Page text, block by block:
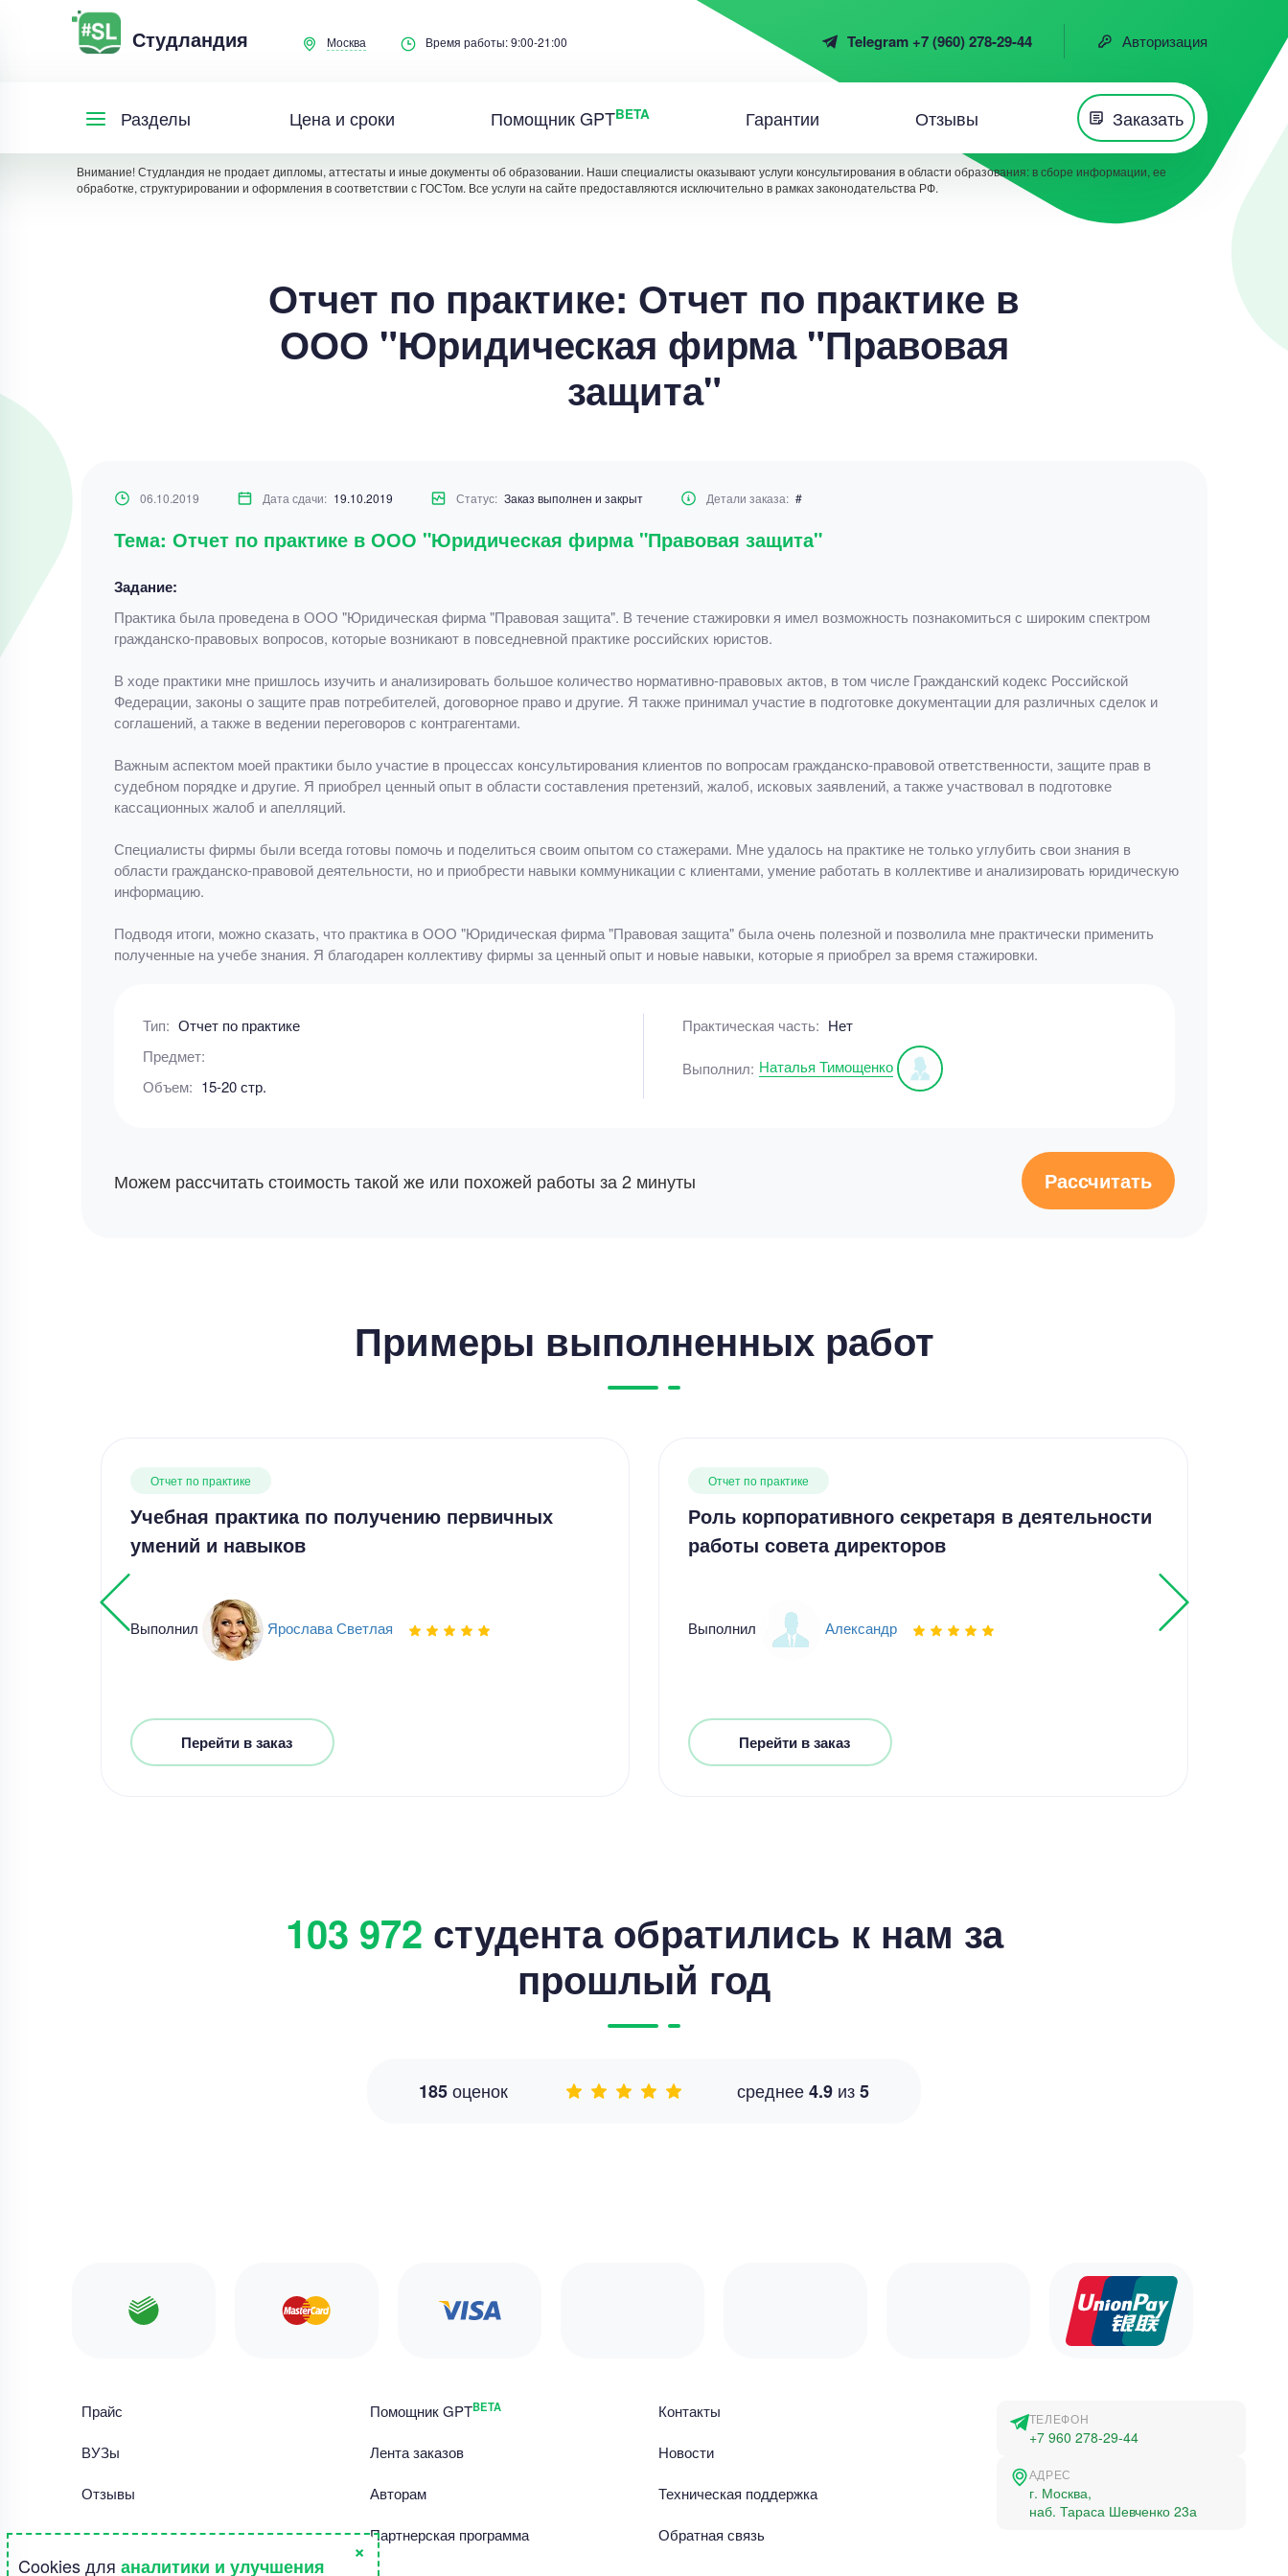
Студландия Москва Время работы: 9:00-21:00 Telegram +7 (960) 278-29-44 Авторизация
Разделы Цена и сроки Помощник GPTBETA Гарантии Отзывы Заказать
Внимание! Студландия не продает дипломы, аттестаты и иные документы об образовании. Наши специалисты оказывают услуги консультирования в области образования: в сборе информации, ее
обработке, структурировании и оформления в соответствии с ГОСТом. Все услуги на сайте предоставляются исключительно в рамках законодательства РФ.
Отчет по практике: Отчет по практике в
ООО "Юридическая фирма "Правовая
защита"
06.10.2019 Дата сдачи: 19.10.2019 Статус: Заказ выполнен и закрыт Детали заказа: #
Тема: Отчет по практике в ООО "Юридическая фирма "Правовая защита"
Задание:
Практика была проведена в ООО "Юридическая фирма "Правовая защита". В течение стажировки я имел возможность познакомиться с широким спектром
гражданско-правовых вопросов, которые возникают в повседневной практике российских юристов.
В ходе практики мне пришлось изучить и анализировать большое количество нормативно-правовых актов, в том числе Гражданский кодекс Российской
Федерации, законы о защите прав потребителей, договорное право и другие. Я также принимал участие в подготовке документации для различных сделок и
соглашений, а также в ведении переговоров с контрагентами.
Важным аспектом моей практики было участие в процессах консультирования клиентов по вопросам гражданско-правовой ответственности, защите прав в
судебном порядке и другие. Я приобрел ценный опыт в области составления претензий, жалоб, исковых заявлений, а также участвовал в подготовке
кассационных жалоб и апелляций.
Специалисты фирмы были всегда готовы помочь и поделиться своим опытом со стажерами. Мне удалось на практике не только углубить свои знания в
области гражданско-правовой деятельности, но и приобрести навыки коммуникации с клиентами, умение работать в коллективе и анализировать юридическую
информацию.
Подводя итоги, можно сказать, что практика в ООО "Юридическая фирма "Правовая защита" была очень полезной и позволила мне практически применить
полученные на учебе знания. Я благодарен коллективу фирмы за ценный опыт и новые навыки, которые я приобрел за время стажировки.
Тип: Отчет по практике
Предмет:
Объем: 15-20 стр.
Практическая часть: Нет
Выполнил: Наталья Тимощенко
Можем рассчитать стоимость такой же или похожей работы за 2 минуты Рассчитать
Примеры выполненных работ
Отчет по практике
Учебная практика по получению первичных
умений и навыков
Выполнил Ярослава Светлая
Перейти в заказ
Отчет по практике
Роль корпоративного секретаря в деятельности
работы совета директоров
Выполнил Александр
Перейти в заказ
103 972 студента обратились к нам за
прошлый год
185оценок среднее4.9 из5
Прайс
ВУЗы
Отзывы
Библиотека работ
Помощник GPTBETA
Лента заказов
Авторам
Партнерская программа
Контакты
Новости
Техническая поддержка
Обратная связь
ТЕЛЕФОН
+7 960 278-29-44
АДРЕС
г. Москва,
наб. Тараса Шевченко 23а
Cookies для аналитики и улучшения
×